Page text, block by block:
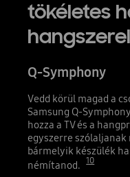
tökéletes
Q-Symphony
Vedd körül magad a
Samsung Q-
hozza a TV és a
egyszerre szólaljanak
bármelyik készülék
némítanod.
10